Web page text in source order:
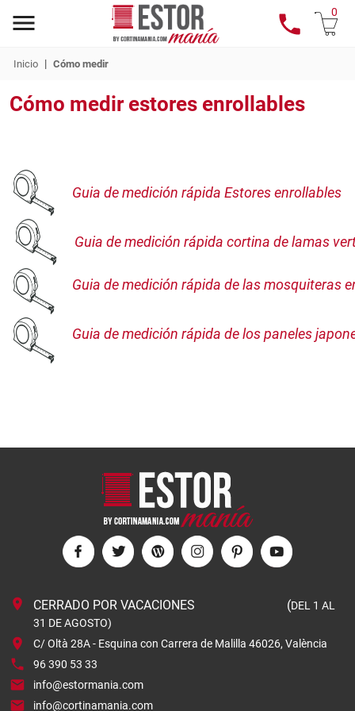
0
Inicio | Cómo medir
Cómo medir estores enrollables
Guia de medición rápida Estores enrollables
Guia de medición rápida cortina de lamas
Guia de medición rápida de las mosquiteras
Guia de medición rápida de los paneles
CERRADO POR VACACIONES (DEL 1 AL
31 DE AGOSTO)
C/ Oltà 28A - Esquina con Carrera de Malilla 46026, València
96 390 53 33
info@estormania.com
info@cortinamania.com